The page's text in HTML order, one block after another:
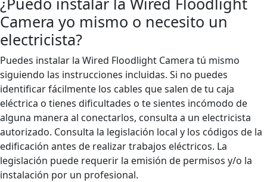
Camera yo mismo o necesito un
electricista?
Puedes instalar la Wired Floodlight Camera tú mismo
siguiendo las instrucciones incluidas. Si no puedes
identificar fácilmente los cables que salen de tu caja
eléctrica o tienes dificultades o te sientes incómodo de
alguna manera al conectarlos, consulta a un electricista
autorizado. Consulta la legislación local y los códigos de la
edificación antes de realizar trabajos eléctricos. La
legislación puede requerir la emisión de permisos y/o la
instalación por un profesional.